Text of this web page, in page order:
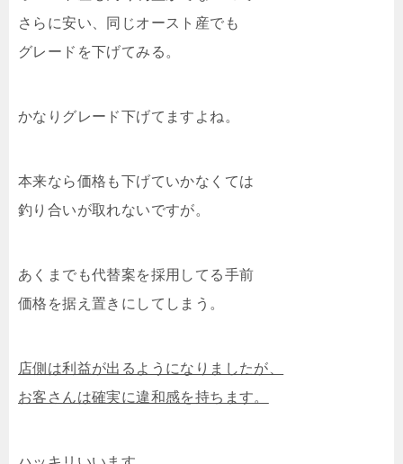
さらに安い、同じオースト産でも
グレードを下げてみる。
かなりグレード下げてますよね。
本来なら価格も下げていかなくては
釣り合いが取れないですが。
あくまでも代替案を採用してる手前
価格を据え置きにしてしまう。
店側は利益が出るようになりましたが、
お客さんは確実に違和感を持ちます。